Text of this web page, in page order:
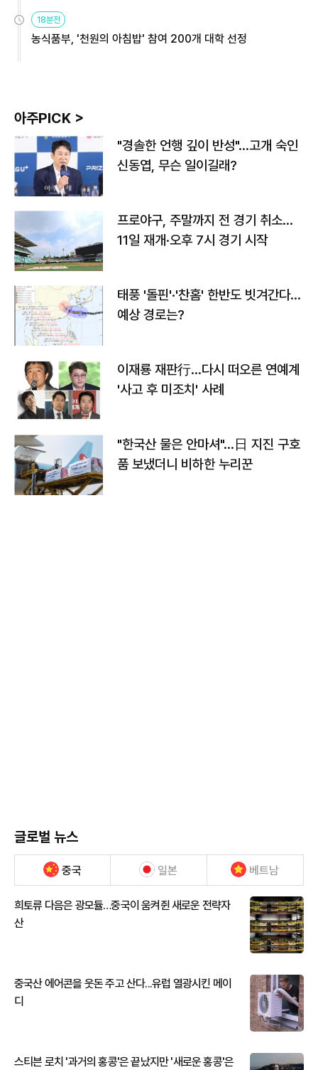
원
18분전
농식품부, '천원의 아침밥' 참여 200개 대학 선정
아주PICK >
"경솔한 언행 깊이 반성"…고개 숙인
신동엽, 무슨 일이길래?
프로야구, 주말까지 전 경기 취소…
11일 재개·오후 7시 경기 시작
태풍 '돌핀'·'찬홈' 한반도 빗겨간다…
예상 경로는?
이재룡 재판行…다시 떠오른 연예계
'사고 후 미조치' 사례
"한국산 물은 안마셔"…日 지진 구호
품 보냈더니 비하한 누리꾼
글로벌 뉴스
중국 일본 베트남
희토류 다음은 광모듈…중국이 움켜쥔 새로운 전략자
산
중국산 에어콘을 웃돈 주고 산다...유럽 열광시킨 메이
디
스티븐 로치 '과거의 홍콩'은 끝났지만 '새로운 홍콩'은